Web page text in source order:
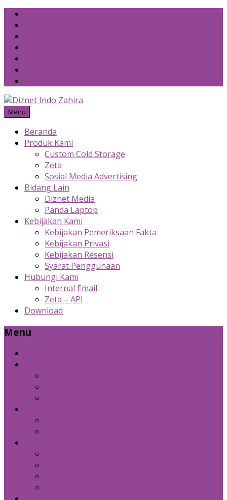
Skip
content
Menu
Beranda
Produk Kami
Custom Cold Storage
Zeta
Sosial Media Advertising
Bidang Lain
Diznet Media
Panda Laptop
Kebijakan Kami
Kebijakan Pemeriksaan Fakta
Kebijakan Privasi
Kebijakan Resensi
Syarat Penggunaan
Hubungi Kami
Internal Email
Zeta – API
Download
Menu